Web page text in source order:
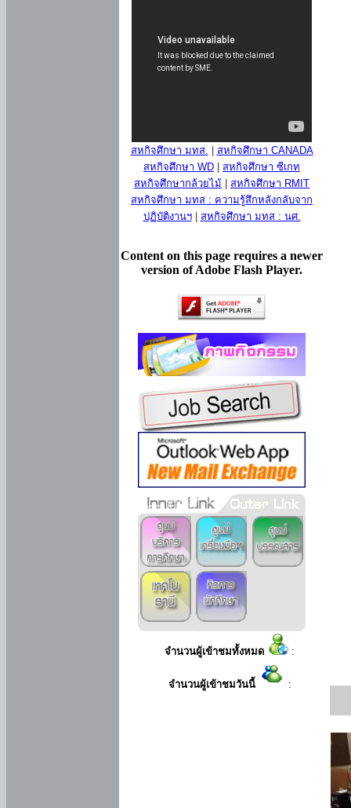
สหกิจศึกษา มทส.
สหกิจศึกษา CANADA
สหกิจศึกษา WD
สหกิจศึกษา ซีเกท
สหกิจศึกษากล้วยไม้
สหกิจศึกษา RMIT
สหกิจศึกษา มทส : ความรู้สึกหลังกลับจาก
ปฏิบัติงานฯ| สหกิจศึกษา มทส : นศ.
Content on this page requires a newer
version of Adobe Flash Player.
จำนวนผู้เข้าชมทั้งหมด :
จำนวนผู้เข้าชมวันนี้ :